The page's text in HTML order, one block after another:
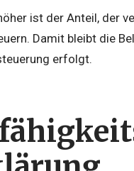
ist der Anteil, der
Damit bleibt die
erfolgt.